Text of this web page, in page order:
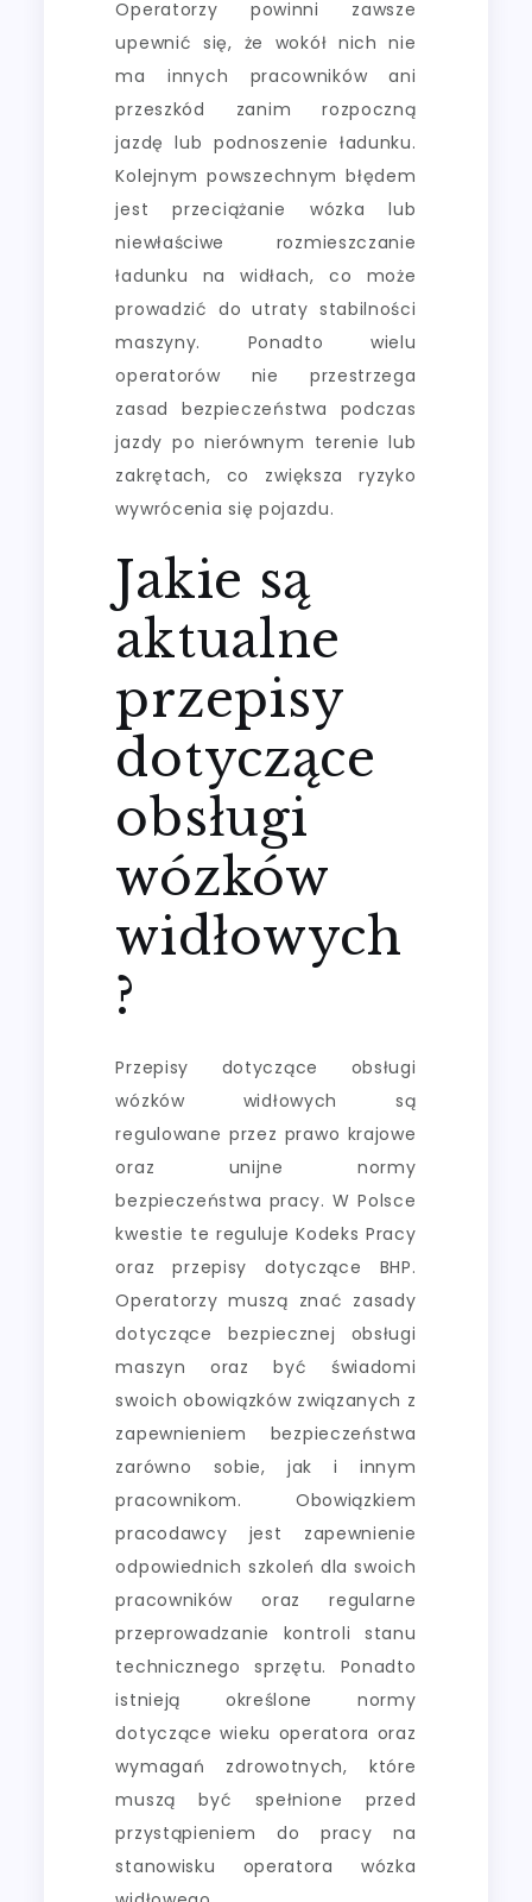
Operatorzy powinni zawsze
upewnić się, że wokół nich nie
ma innych pracowników ani
przeszkód zanim rozpoczną
jazdę lub podnoszenie ładunku.
Kolejnym powszechnym błędem
jest przeciążanie wózka lub
niewłaściwe rozmieszczanie
ładunku na widłach, co może
prowadzić do utraty stabilności
maszyny. Ponadto wielu
operatorów nie przestrzega
zasad bezpieczeństwa podczas
jazdy po nierównym terenie lub
zakrętach, co zwiększa ryzyko
wywrócenia się pojazdu.
Jakie są
aktualne
przepisy
dotyczące
obsługi
wózków
widłowych
?
Przepisy dotyczące obsługi
wózków widłowych są
regulowane przez prawo krajowe
oraz unijne normy
bezpieczeństwa pracy. W Polsce
kwestie te reguluje Kodeks Pracy
oraz przepisy dotyczące BHP.
Operatorzy muszą znać zasady
dotyczące bezpiecznej obsługi
maszyn oraz być świadomi
swoich obowiązków związanych z
zapewnieniem bezpieczeństwa
zarówno sobie, jak i innym
pracownikom. Obowiązkiem
pracodawcy jest zapewnienie
odpowiednich szkoleń dla swoich
pracowników oraz regularne
przeprowadzanie kontroli stanu
technicznego sprzętu. Ponadto
istnieją określone normy
dotyczące wieku operatora oraz
wymagań zdrowotnych, które
muszą być spełnione przed
przystąpieniem do pracy na
stanowisku operatora wózka